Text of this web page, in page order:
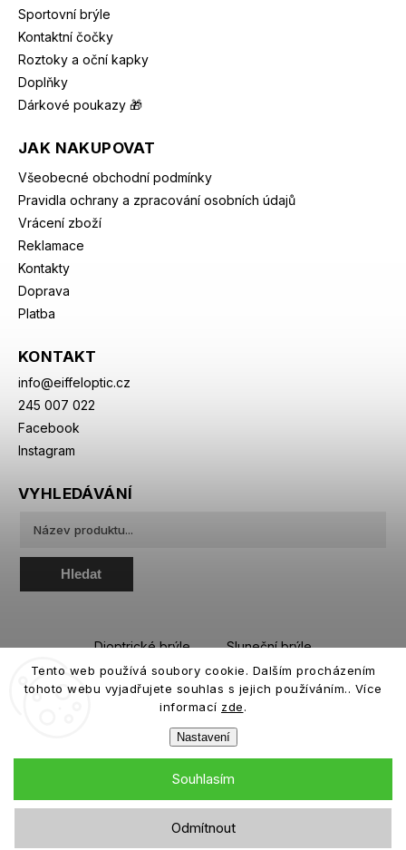
Tento web používá soubory cookie. Dalším procházením
tohoto webu vyjadřujete souhlas s jejich používáním.. Více
informací zde.
Nastavení
Odmítnout
Souhlasím
Sportovní brýle
Kontaktní čočky
Roztoky a oční kapky
Doplňky
Dárkové poukazy 🎁
JAK NAKUPOVAT
Všeobecné obchodní podmínky
Pravidla ochrany a zpracování osobních údajů
Vrácení zboží
Reklamace
Kontakty
Doprava
Platba
KONTAKT
info@eiffeloptic.cz
245 007 022
Facebook
Instagram
VYHLEDÁVÁNÍ
Hledat
Dioptrické brýle
Sluneční brýle
Sportovní brýle
Kontaktní čočky
Roztoky a oční kapky
Copyright 2026eiffeloptic.cz. Všechna práva vyhrazena.